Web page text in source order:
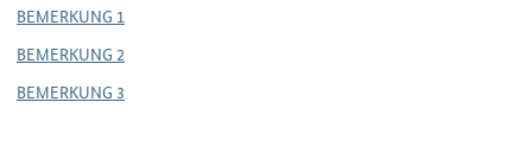
BEMERKUNG 1
BEMERKUNG 2
BEMERKUNG 3